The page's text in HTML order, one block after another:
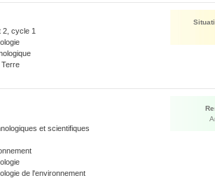
2, cycle 1
et scientifiques
de l'environnement